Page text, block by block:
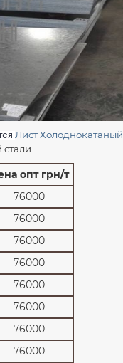
Лист Холоднокатаный
опт грн/т
76000
76000
76000
76000
76000
76000
76000
76000